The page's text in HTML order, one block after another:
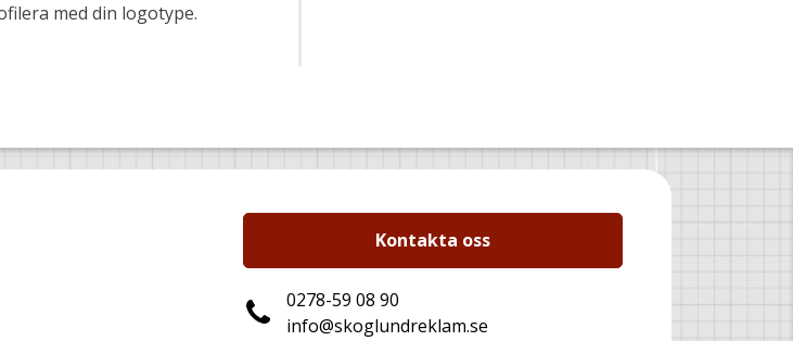
med din logotype.
Kontakta oss
0278-59 08 90
info@skoglundreklam.se